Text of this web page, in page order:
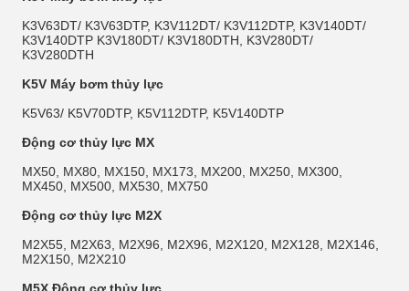
K3V63DT/ K3V63DTP, K3V112DT/ K3V112DTP, K3V140DT/
K3V140DTP K3V180DT/ K3V180DTH, K3V280DT/
K3V280DTH
K5V Máy bơm thủy lực
K5V63/ K5V70DTP, K5V112DTP, K5V140DTP
Động cơ thủy lực MX
MX50, MX80, MX150, MX173, MX200, MX250, MX300,
MX450, MX500, MX530, MX750
Động cơ thủy lực M2X
M2X55, M2X63, M2X96, M2X96, M2X120, M2X128, M2X146,
M2X150, M2X210